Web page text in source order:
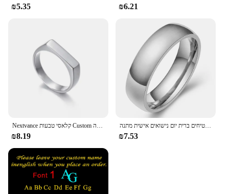
₪5.35 ₪6.21
Nextvance קלאסי טבעות Custom חקוק טבעת נירוסטה אישית שם תאריך טבעות לנשים מאהב יום הולדת תכשיטי מתנה
₪8.19
אופנה זוג להקות חתונת טבעות לנשים גבר אישית שם תאריך אהבה מידע מבטיחים ברית יום נישואים אישית מתנה
₪7.53